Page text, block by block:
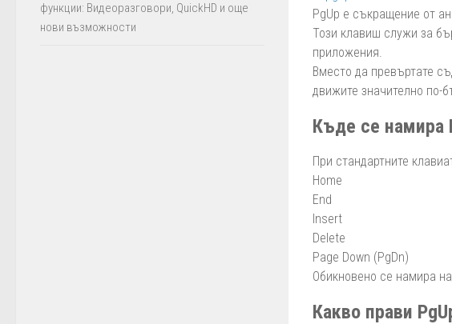
PgUp е съкращение от
Този клавиш служи за
приложения.
Вместо да превъртате
движите значително по-
Къде се намира
При стандартните
Home
End
Insert
Delete
Page Down (PgDn)
Обикновено се намира
Какво прави
функции: Видеоразговори, QuickHD и още
нови възможности